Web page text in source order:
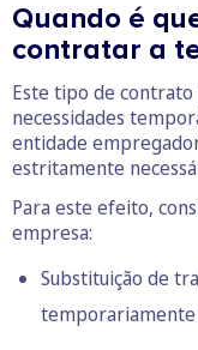
Quando é
contratar a
Este tipo de
necessidades
entidade
estritamente
Para este efeito,
empresa:
Substituição de